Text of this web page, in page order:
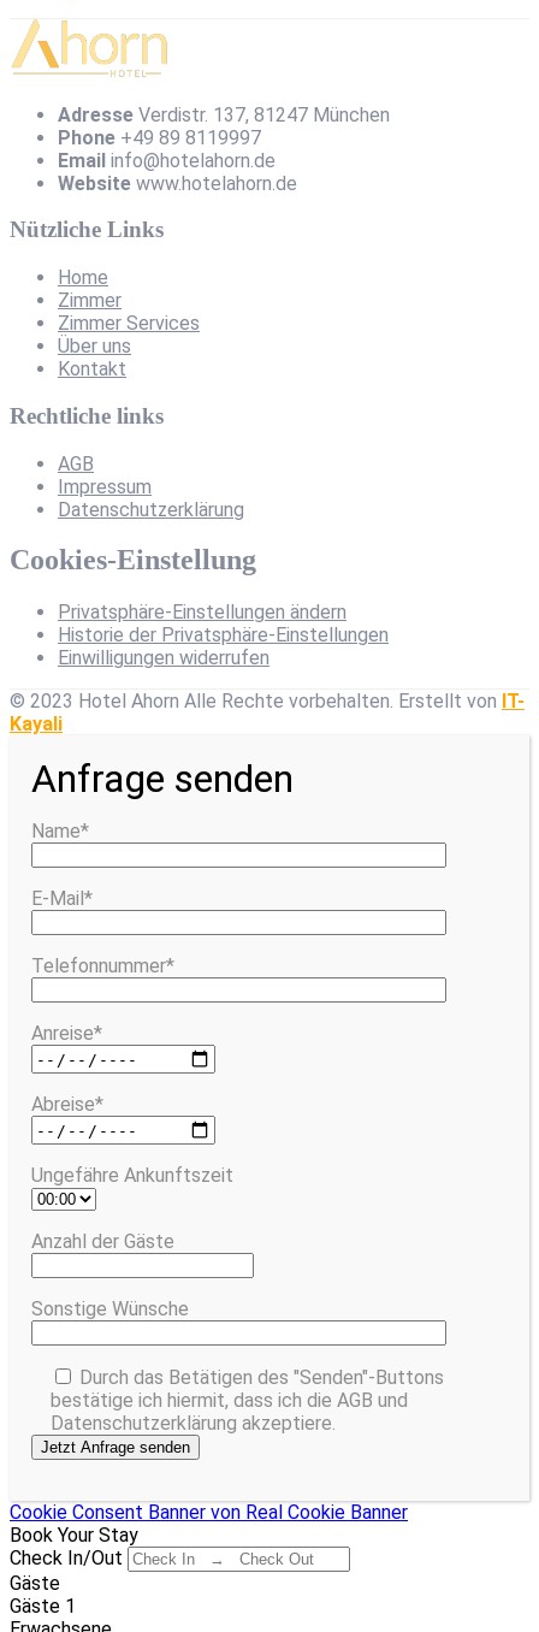
Adresse Verdistr. 137, 81247 München
Phone +49 89 8119997
Email info@hotelahorn.de
Website www.hotelahorn.de
Nützliche Links
Home
Zimmer
Zimmer Services
Über uns
Kontakt
Rechtliche links
AGB
Impressum
Datenschutzerklärung
Cookies-Einstellung
Privatsphäre-Einstellungen ändern
Historie der Privatsphäre-Einstellungen
Einwilligungen widerrufen
© 2023 Hotel Ahorn Alle Rechte vorbehalten. Erstellt von IT-
Kayali
Anfrage senden
Name*
E-Mail*
Telefonnummer*
Anreise*
Abreise*
Ungefähre Ankunftszeit
Anzahl der Gäste
Sonstige Wünsche
Durch das Betätigen des "Senden"-Buttons
bestätige ich hiermit, dass ich die AGB und
Datenschutzerklärung akzeptiere.
Cookie Consent Banner von Real Cookie Banner
Book Your Stay
Check In/Out
Gäste
Gäste 1